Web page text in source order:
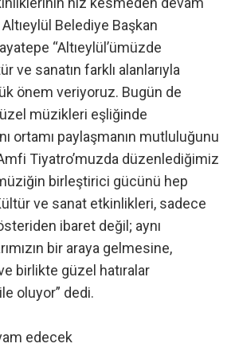
Belediye Başkan
“Altıeylül’ümüzde
ve sanatın farklı alanlarıyla
önem veriyoruz. Bugün de
müzikleri eşliğinde
ortamı paylaşmanın mutluluğunu
Amfi Tiyatro’muzda düzenlediğimiz
birleştirici gücünü hep
ve sanat etkinlikleri, sadece
ibaret değil; aynı
bir araya gelmesine,
birlikte güzel hatıralar
oluyor” dedi.
edecek